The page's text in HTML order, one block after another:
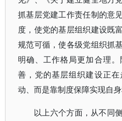
抓基层党建工作责任制的意
度，使党的基层组织建设既
规范可循，使各级党组织抓
明确、工作格局更加合理
善，党的基层组织建设正
动、而是靠制度保障实现自身
以上六个方面，从不同